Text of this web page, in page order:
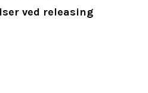
ved releasing